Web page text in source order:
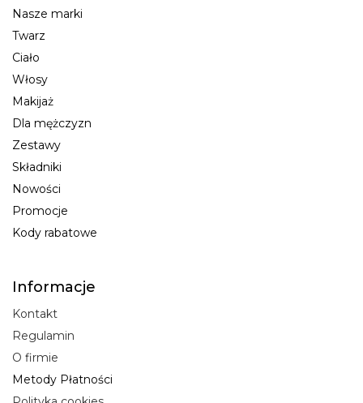
Nasze marki
Twarz
Ciało
Włosy
Makijaż
Dla mężczyzn
Zestawy
Składniki
Nowości
Promocje
Kody rabatowe
Informacje
Kontakt
Regulamin
O firmie
Metody Płatności